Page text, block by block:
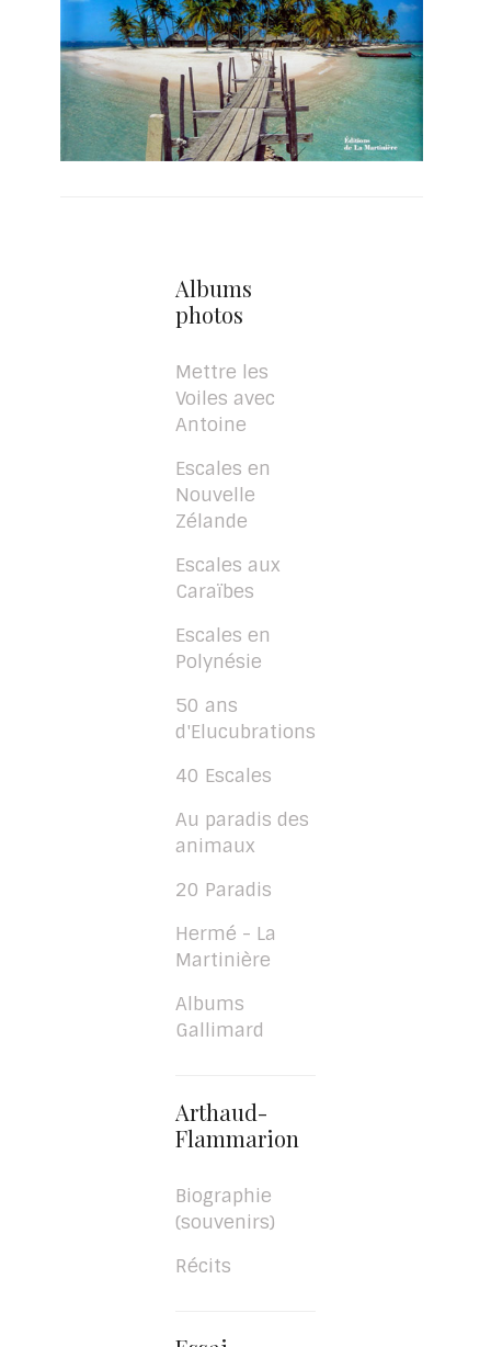
Albums
photos
Mettre les
Voiles avec
Antoine
Escales en
Nouvelle
Zélande
Escales aux
Caraïbes
Escales en
Polynésie
50 ans
d'Elucubrations
40 Escales
Au paradis des
animaux
20 Paradis
Hermé - La
Martinière
Albums
Gallimard
Arthaud-
Flammarion
Biographie
(souvenirs)
Récits